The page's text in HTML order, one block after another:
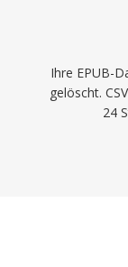
Ihre EPUB-
gelöscht.
24